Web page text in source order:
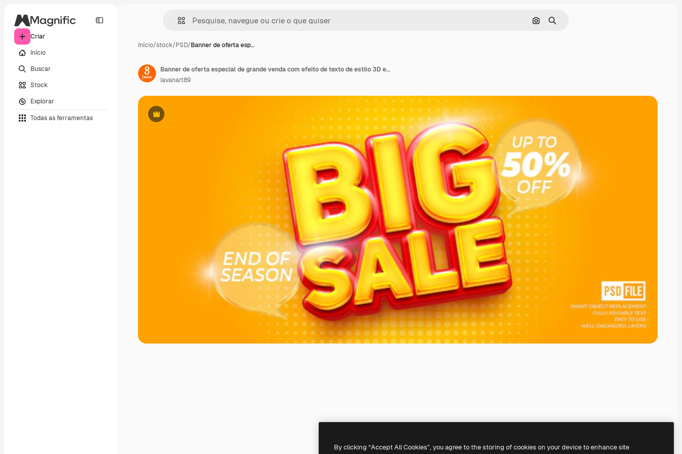
Criar
Início
Buscar
Stock
Explorar
Todas as ferramentas
Pesquisar por imagem
Buscar
Início/stock/PSD/Banner de oferta esp…
Premium
Banner de oferta especial de grande venda com efeito de texto de estilo 3D editável de texto personalizado
lavanart89
By clicking “Accept All Cookies”, you agree to the storing of cookies on your device to enhance site